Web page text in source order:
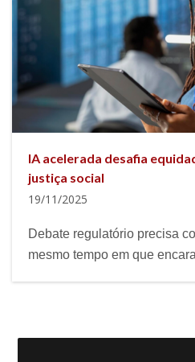
IA acelerada desafia
justiça social
19/11/2025
Debate regulatório precisa
mesmo tempo em que